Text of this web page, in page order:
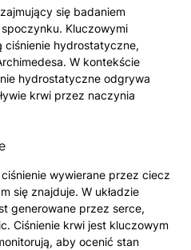
się badaniem
Kluczowymi
ciśnienie hydrostatyczne,
W kontekście
hydrostatyczne odgrywa
krwi przez naczynia
wywierane przez ciecz
się znajduje. W układzie
generowane przez serce,
Ciśnienie krwi jest kluczowym
aby ocenić stan